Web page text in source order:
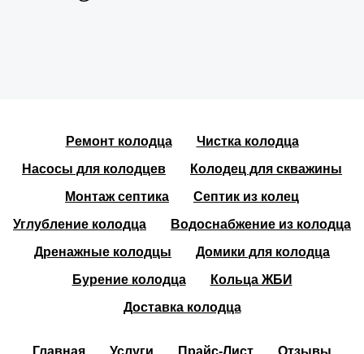
Ремонт колодца
Чистка колодца
Насосы для колодцев
Колодец для скважины
Монтаж септика
Септик из колец
Углубление колодца
Водоснабжение из колодца
Дренажные колодцы
Домики для колодца
Бурение колодца
Кольца ЖБИ
Доставка колодца
Главная Услуги Прайс-Лист Отзывы